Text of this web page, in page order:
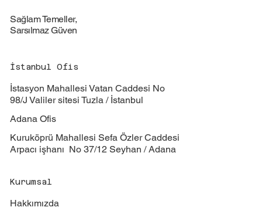
Sağlam Temeller,
Sarsılmaz Güven
İstanbul Ofis
İstasyon Mahallesi Vatan Caddesi No
98/J Valiler sitesi Tuzla / İstanbul
Adana Ofis
Kuruköprü Mahallesi Sefa Özler Caddesi
Arpacı işhanı No 37/12 Seyhan / Adana
Kurumsal
Hakkımızda